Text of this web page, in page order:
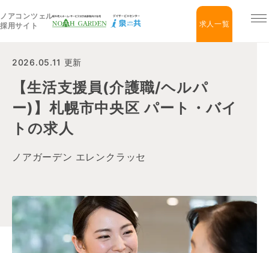
ノアコンツェル
採用サイト
福祉住宅NOAH GARDEN
求人一覧
2026.05.11 更新
【生活支援員(介護職/ヘルパ
ー)】札幌市中央区 パート・バイ
トの求人
ノアガーデン エレンクラッセ